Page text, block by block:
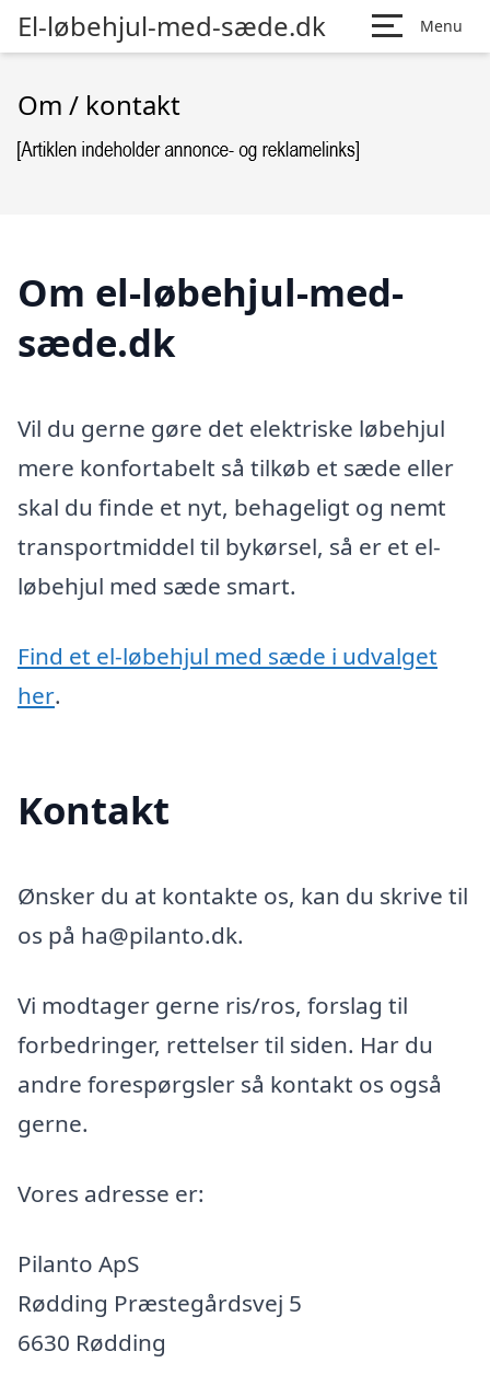
El-løbehjul-med-sæde.dk Menu
Om / kontakt
Om el-løbehjul-med-
sæde.dk
Vil du gerne gøre det elektriske løbehjul
mere konfortabelt så tilkøb et sæde eller
skal du finde et nyt, behageligt og nemt
transportmiddel til bykørsel, så er et el-
løbehjul med sæde smart.
Find et el-løbehjul med sæde i udvalget
her.
Kontakt
Ønsker du at kontakte os, kan du skrive til
os på ha@pilanto.dk.
Vi modtager gerne ris/ros, forslag til
forbedringer, rettelser til siden. Har du
andre forespørgsler så kontakt os også
gerne.
Vores adresse er:
Pilanto ApS
Rødding Præstegårdsvej 5
6630 Rødding